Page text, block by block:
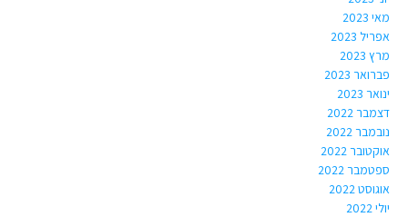
מאי 2023
אפריל 2023
מרץ 2023
פברואר 2023
ינואר 2023
דצמבר 2022
נובמבר 2022
אוקטובר 2022
ספטמבר 2022
אוגוסט 2022
יולי 2022